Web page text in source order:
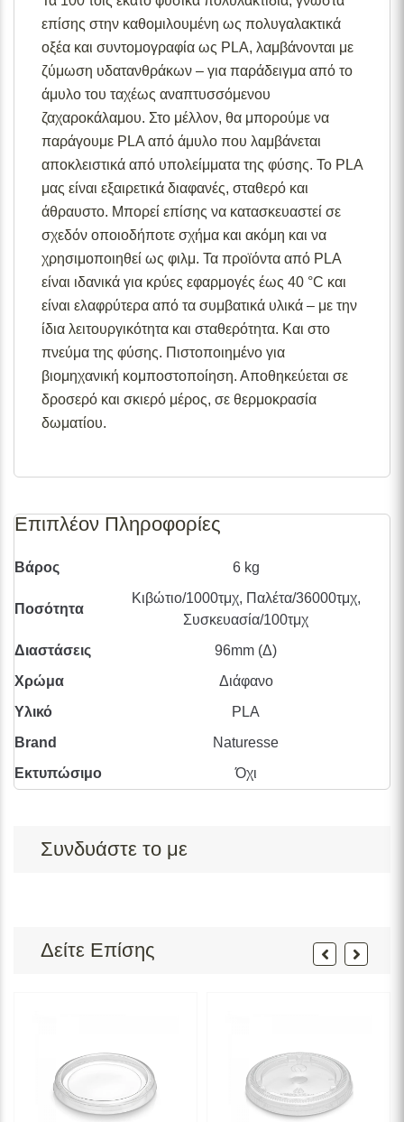
επίσης στην καθομιλουμένη ως πολυγαλακτικά
οξέα και συντομογραφία ως PLA, λαμβάνονται με
ζύμωση υδατανθράκων – για παράδειγμα από το
άμυλο του ταχέως αναπτυσσόμενου
ζαχαροκάλαμου. Στο μέλλον, θα μπορούμε να
παράγουμε PLA από άμυλο που λαμβάνεται
αποκλειστικά από υπολείμματα της φύσης. Το PLA
μας είναι εξαιρετικά διαφανές, σταθερό και
άθραυστο. Μπορεί επίσης να κατασκευαστεί σε
σχεδόν οποιοδήποτε σχήμα και ακόμη και να
χρησιμοποιηθεί ως φιλμ. Τα προϊόντα από PLA
είναι ιδανικά για κρύες εφαρμογές έως 40 °C και
είναι ελαφρύτερα από τα συμβατικά υλικά – με την
ίδια λειτουργικότητα και σταθερότητα. Και στο
πνεύμα της φύσης. Πιστοποιημένο για
βιομηχανική κομποστοποίηση. Αποθηκεύεται σε
δροσερό και σκιερό μέρος, σε θερμοκρασία
δωματίου.
Επιπλέον Πληροφορίες
Βάρος 6 kg
Ποσότητα
Κιβώτιο/1000τμχ, Παλέτα/36000τμχ,
Συσκευασία/100τμχ
Διαστάσεις
96mm (Δ)
Χρώμα
Διάφανο
Υλικό
PLA
Brand
Naturesse
Εκτυπώσιμο
Όχι
Συνδυάστε το με
Δείτε Επίσης